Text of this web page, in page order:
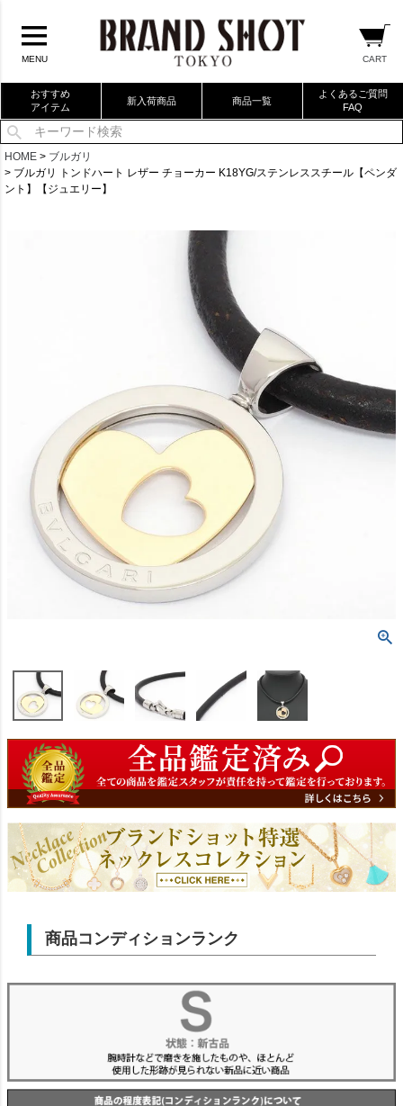
MENU CART
おすすめ
アイテム
新入荷商品 商品一覧
よくあるご質問
FAQ
当店厳選ブランドバック
当店厳選ブランドジュエリー
HOME
ブルガリ
ブルガリ トンドハート レザー チョーカー K18YG/ステンレススチール【ペンダ
ント】【ジュエリー】
商品コンディションランク